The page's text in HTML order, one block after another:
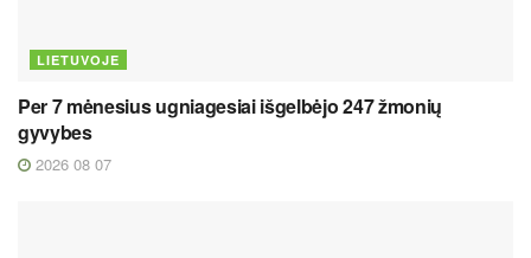
LIETUVOJE
Per 7 mėnesius ugniagesiai išgelbėjo 247 žmonių
gyvybes
2026 08 07